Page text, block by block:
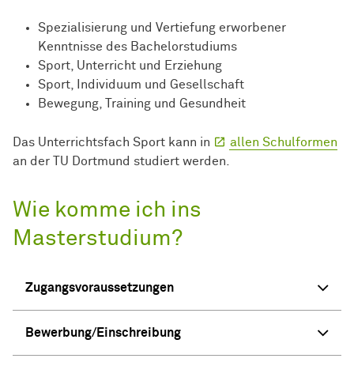
Spezialisierung und Vertiefung erworbener
Kenntnisse des Bachelorstudiums
Sport, Unterricht und Erziehung
Sport, Individuum und Gesellschaft
Bewegung, Training und Gesundheit
Das Unterrichtsfach Sport kann in
allen Schulformen
an der TU Dortmund studiert werden.
Wie komme ich ins
Masterstudium?
Zugangsvoraussetzungen
Bewerbung/Einschreibung